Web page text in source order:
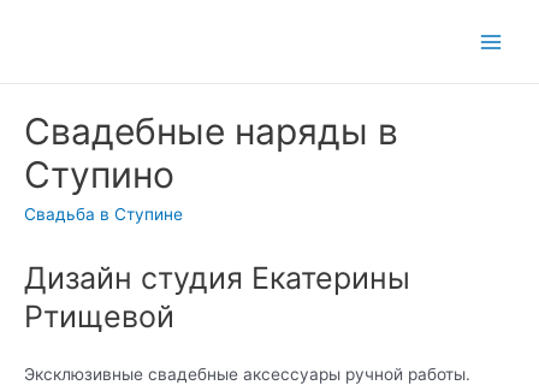
Свадебные наряды в
Ступино
Свадьба в Ступине
Дизайн студия Екатерины
Ртищевой
Эксклюзивные свадебные аксессуары ручной работы.